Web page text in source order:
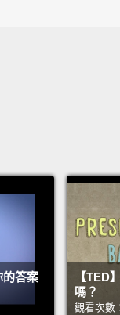
and then click
the latest
Thanks for
新聞台的粉絲們!感
這按鈕訂閱，接著
、節目精彩片段以
的答案
【TED
嗎？
觀看次數